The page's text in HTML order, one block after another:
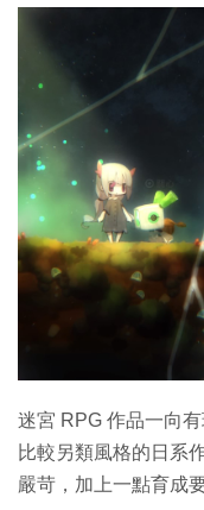
教學評測
生成式AI與雲端應用
Enterprise Digital
特集
迷宮 RPG 作品一向
比較另類風格的日系
嚴苛，加上一點育成